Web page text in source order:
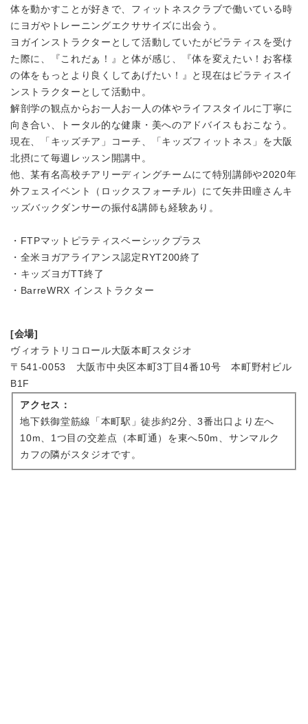
体を動かすことが好きで、フィットネスクラブで働いている時
にヨガやトレーニングエクササイズに出会う。
ヨガインストラクターとして活動していたがピラティスを受け
た際に、『これだぁ！』と体が感じ、『体を変えたい！お客様
の体をもっとより良くしてあげたい！』と現在はピラティスイ
ンストラクターとして活動中。
解剖学の観点からお一人お一人の体やライフスタイルに丁寧に
向き合い、トータル的な健康・美へのアドバイスもおこなう。
現在、「キッズチア」コーチ、「キッズフィットネス」を大阪
北摂にて毎週レッスン開講中。
他、某有名高校チアリーディングチームにて特別講師や2020年
外フェスイベント（ロックスフォーチル）にて矢井田瞳さんキ
ッズバックダンサーの振付&講師も経験あり。
・FTPマットピラティスベーシックプラス
・全米ヨガアライアンス認定RYT200終了
・キッズヨガTT終了
・BarreWRX インストラクター
[会場]
ヴィオラトリコロール大阪本町スタジオ
〒541-0053 大阪市中央区本町3丁目4番10号 本町野村ビル
B1F
アクセス：
地下鉄御堂筋線「本町駅」徒歩約2分、3番出口より左へ
10m、1つ目の交差点（本町通）を東へ50m、サンマルク
カフの隣がスタジオです。